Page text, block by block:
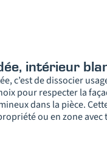
intérieur
c’est de dissocier
pour respecter la
dans la pièce.
ou en zone